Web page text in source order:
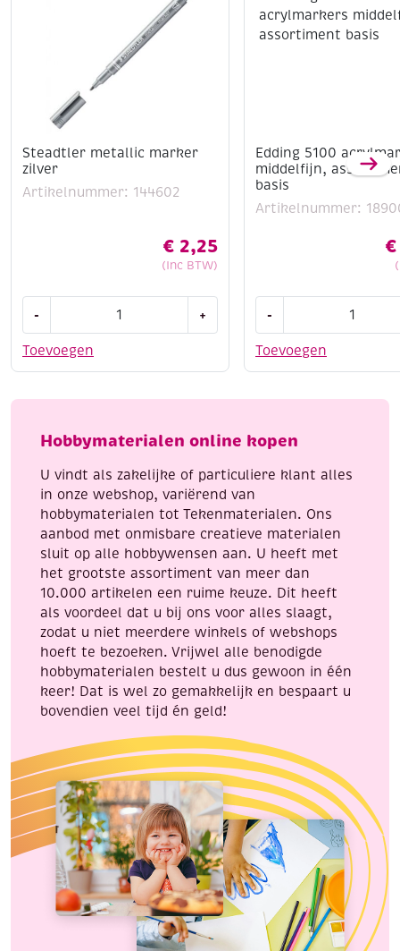
Steadtler metallic marker
zilver
Artikelnummer: 144602
€ 2,25
(Inc BTW)
Toevoegen
-
marker
+
Edding 5100
middelfijn,
basis
Artikelnummer:
€
Toevoegen
-
acrylmarkers
basis
Hobbymaterialen online kopen
U vindt als zakelijke of particuliere klant alles
in onze webshop, variërend van
hobbymaterialen tot Tekenmaterialen. Ons
aanbod met onmisbare creatieve materialen
sluit op alle hobbywensen aan. U heeft met
het grootste assortiment van meer dan
10.000 artikelen een ruime keuze. Dit heeft
als voordeel dat u bij ons voor alles slaagt,
zodat u niet meerdere winkels of webshops
hoeft te bezoeken. Vrijwel alle benodigde
hobbymaterialen bestelt u dus gewoon in één
keer! Dat is wel zo gemakkelijk en bespaart u
bovendien veel tijd én geld!